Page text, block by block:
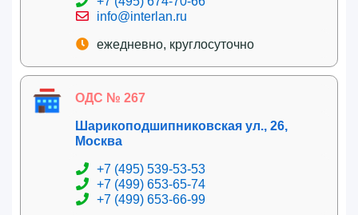
info@interlan.ru
ежедневно, круглосуточно
ОДС № 267
Шарикоподшипниковская ул., 26,
Москва
+7 (495) 539-53-53
+7 (499) 653-65-74
+7 (499) 653-66-99